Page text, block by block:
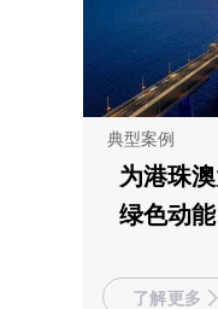
典型案例
为港珠
绿色动能
了解更多